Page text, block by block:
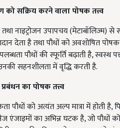
को सक्रिय करने वाला पोषक तत्त्व
नाइट्रोजन उपापचय
देता है तथा पौधों को अवशोषित
पौधों की स्फूर्ति बढ़ाती है, स्वस्थ
सहनशीलता में वृद्धि करती है.
का पोषक तत्त्व
पौधों को अत्यंत अल्प मात्रा में होती है,
एंजाइमों का अभिन्न घटक है, जो पौधों